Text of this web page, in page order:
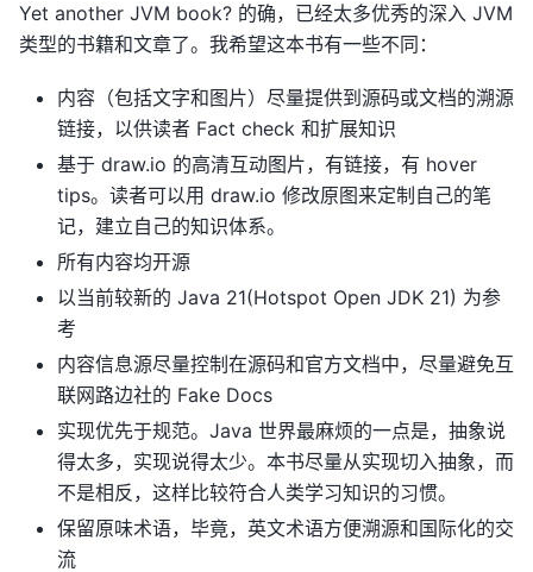
Yet another JVM book? 的确，已经太多优秀的深入 JVM
类型的书籍和文章了。我希望这本书有一些不同：
内容（包括文字和图片）尽量提供到源码或文档的溯源
链接，以供读者 Fact check 和扩展知识
基于 draw.io 的高清互动图片，有链接，有 hover
tips。读者可以用 draw.io 修改原图来定制自己的笔
记，建立自己的知识体系。
所有内容均开源
以当前较新的 Java 21(Hotspot Open JDK 21) 为参
考
内容信息源尽量控制在源码和官方文档中，尽量避免互
联网路边社的 Fake Docs
实现优先于规范。Java 世界最麻烦的一点是，抽象说
得太多，实现说得太少。本书尽量从实现切入抽象，而
不是相反，这样比较符合人类学习知识的习惯。
保留原味术语，毕竟，英文术语方便溯源和国际化的交
流